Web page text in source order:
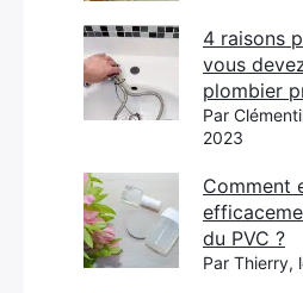
4 raisons
vous
plombier
Par
2023
Comment
du PVC ?
Par Thierry,